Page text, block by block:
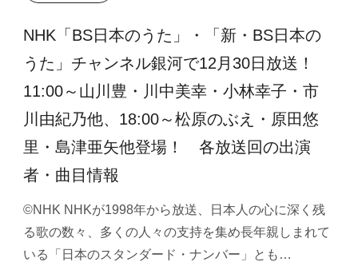
NHK「BS日本のうた」・「新・BS日本の
うた」チャンネル銀河で12月30日放送！
11:00～山川豊・川中美幸・小林幸子・市
川由紀乃他、18:00～松原のぶえ・原田悠
里・島津亜矢他登場！ 各放送回の出演
者・曲目情報
©NHK NHKが1998年から放送、日本人の心に深く残
る歌の数々、多くの人々の支持を集め長年親しまれて
いる「日本のスタンダード・ナンバー」とも…